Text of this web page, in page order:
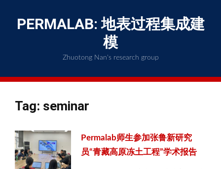
to
content
PERMALAB: 地表过程集成建
模
Zhuotong Nan's research group
Tag: seminar
Permalab师生参加张鲁新研究
员“青藏高原冻土工程”学术报告